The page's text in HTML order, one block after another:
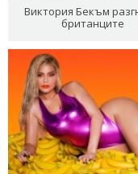
Виктория Бекъм
британците